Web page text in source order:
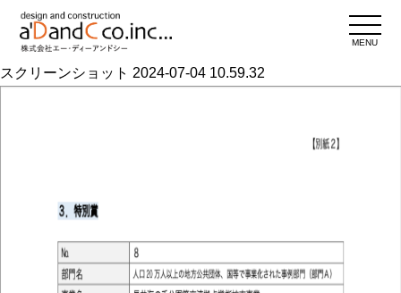
MENU
スクリーンショット 2024-07-04 10.59.32